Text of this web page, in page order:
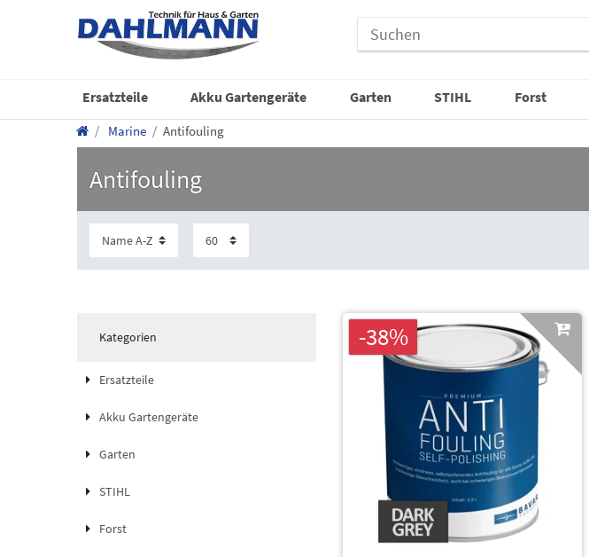
Ersatzteile Akku Gartengeräte Garten STIHL Forst
Marine Antifouling
Antifouling
Kategorien
Ersatzteile
Akku Gartengeräte
Garten
STIHL
Forst
-38%